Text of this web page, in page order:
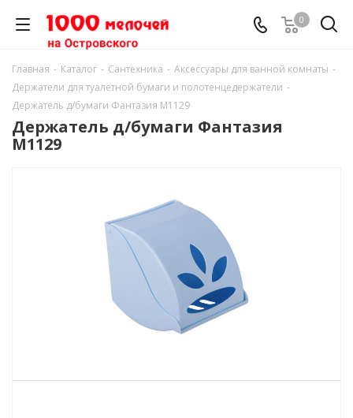
0
Главная - Каталог - Сантехника - Аксессуары для ванной комнаты -
Держатели для туалетной бумаги и полотенцедержатели -
Держатель д/бумаги Фантазия М1129
Держатель д/бумаги Фантазия
М1129